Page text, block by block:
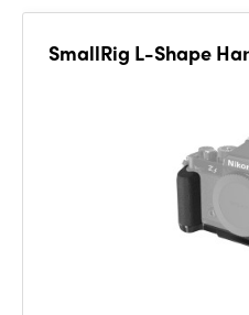
SmallRig L-Shape